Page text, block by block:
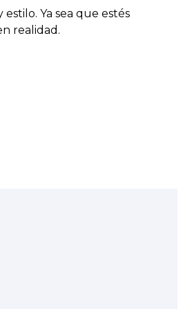
Ya sea que estés
realidad.